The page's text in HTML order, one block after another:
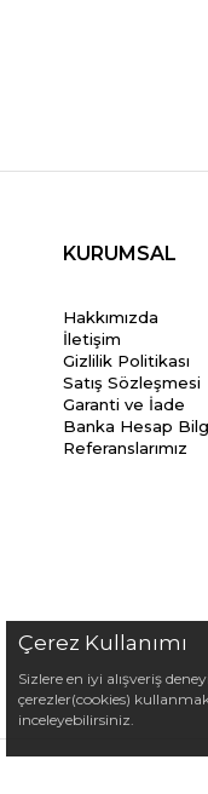
KURUMSAL
Hakkımızda
İletişim
Gizlilik Politikası
Satış Sözleşmesi
Garanti ve İade
Banka Hesap
Referanslarımız
Çerez Kullanımı
Sizlere en iyi alışveriş
çerezler(cookies)
inceleyebilirsiniz.